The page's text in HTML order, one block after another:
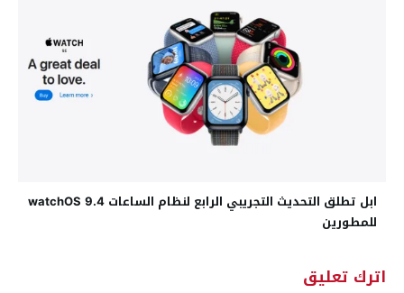
ابل تطلق التحديث التجريبي الرابع لنظام الساعات watchOS 9.4
للمطورين
اترك تعليق